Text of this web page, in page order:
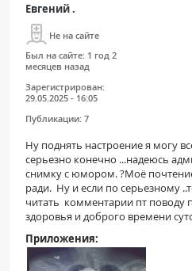
Евгений .
Не на сайте
Был на сайте: 1 год 2
месяцев назад
Зарегистрирован:
29.05.2025 - 16:05
Публикации: 7
Ну поднять настроение я могу
серьезно конечно ...надеюсь
снимку с юмором. ?Моё
ради. Ну и если по серьезному
читать комментарии пт поводу
здоровья и доброго времени
Приложения: